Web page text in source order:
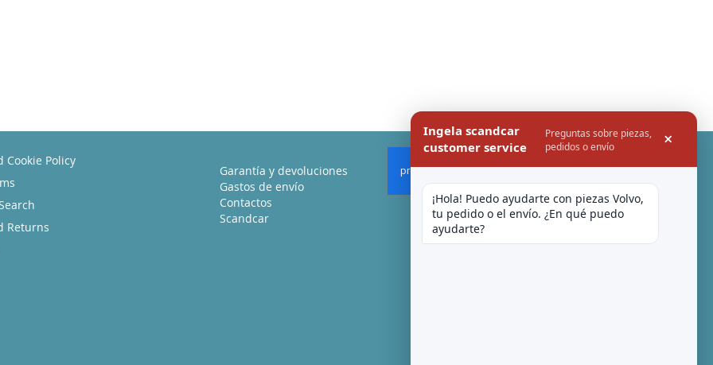
Cookie Policy
Returns
Garantía y devoluciones
Gastos de envío
Contactos
Scandcar
Ingela scandcar
customer service
Preguntas sobre piezas,
pedidos o envío
×
¡Hola! Puedo ayudarte con piezas Volvo,
tu pedido o el envío. ¿En qué puedo
ayudarte?